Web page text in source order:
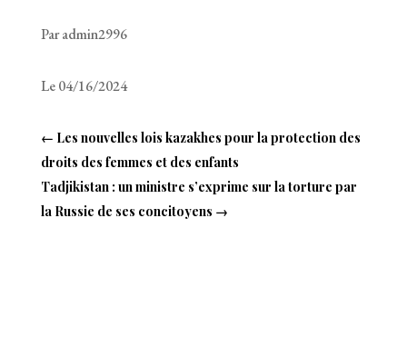
Par admin2996
Le 04/16/2024
← Les nouvelles lois kazakhes pour la protection des
droits des femmes et des enfants
Tadjikistan : un ministre s’exprime sur la torture par
la Russie de ses concitoyens →